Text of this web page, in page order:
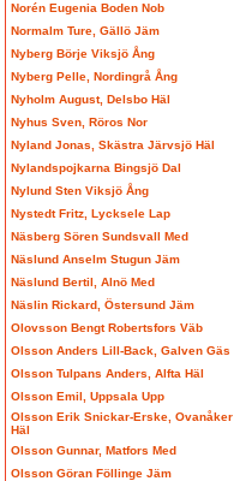
Norén Eugenia Boden Nob
Normalm Ture, Gällö Jäm
Nyberg Börje Viksjö Ång
Nyberg Pelle, Nordingrå Ång
Nyholm August, Delsbo Häl
Nyhus Sven, Röros Nor
Nyland Jonas, Skästra Järvsjö Häl
Nylandspojkarna Bingsjö Dal
Nylund Sten Viksjö Ång
Nystedt Fritz, Lycksele Lap
Näsberg Sören Sundsvall Med
Näslund Anselm Stugun Jäm
Näslund Bertil, Alnö Med
Näslin Rickard, Östersund Jäm
Olovsson Bengt Robertsfors Väb
Olsson Anders Lill-Back, Galven Gäs
Olsson Tulpans Anders, Alfta Häl
Olsson Emil, Uppsala Upp
Olsson Erik Snickar-Erske, Ovanåker
Häl
Olsson Gunnar, Matfors Med
Olsson Göran Föllinge Jäm